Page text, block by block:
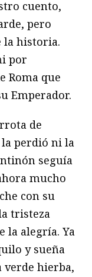
cuento,
pero
la historia.
por
Roma que
Emperador.
de
perdió ni la
seguía
mucho
con su
tristeza
la alegría. Ya
y sueña
verde hierba,